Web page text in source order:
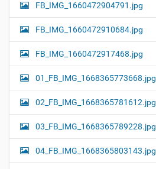
FB_IMG_1660472904791.jpg
FB_IMG_1660472910684.jpg
FB_IMG_1660472917468.jpg
01_FB_IMG_1668365773668.jpg
02_FB_IMG_1668365781612.jpg
03_FB_IMG_1668365789228.jpg
04_FB_IMG_1668365803143.jpg